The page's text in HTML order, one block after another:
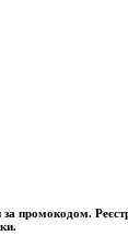
промокодом.